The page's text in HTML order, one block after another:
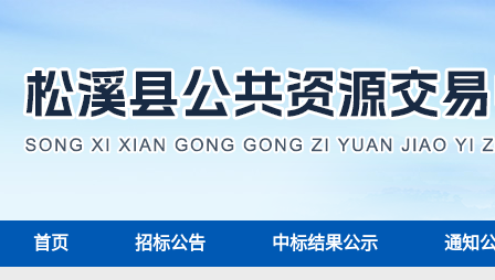
首页 招标公告 中标结果公示 通知